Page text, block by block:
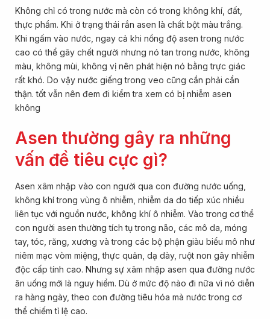
Không chỉ có trong nước mà còn có trong không khí, đất,
thực phẩm. Khi ở trạng thái rắn asen là chất bột màu trắng.
Khi ngấm vào nước, ngay cả khi nồng độ asen trong nước
cao có thể gây chết người nhưng nó tan trong nước, không
màu, không mùi, không vị nên phát hiện nó bằng trực giác
rất khó. Do vậy nước giếng trong veo cũng cần phải cẩn
thận. tốt vẫn nên đem đi kiểm tra xem có bị nhiễm asen
không
Asen thường gây ra những
vấn đề tiêu cực gì?
Asen xâm nhập vào con người qua con đường nước uống,
không khí trong vùng ô nhiễm, nhiễm da do tiếp xúc nhiều
liên tục với nguồn nước, không khí ô nhiễm. Vào trong cơ thể
con người asen thường tích tụ trong não, các mô da, móng
tay, tóc, răng, xương và trong các bộ phận giàu biểu mô như
niêm mạc vòm miệng, thực quản, dạ dày, ruột non gây nhiễm
độc cấp tính cao. Nhưng sự xâm nhập asen qua đường nước
ăn uống mới là nguy hiểm. Dù ở mức độ nào đi nữa vì nó diễn
ra hàng ngày, theo con đường tiêu hóa mà nước trong cơ
thể chiếm tỉ lệ cao.